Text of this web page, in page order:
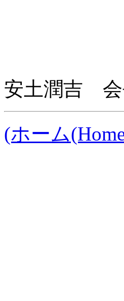
安土潤吉
(ホーム